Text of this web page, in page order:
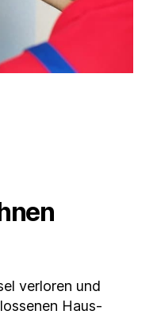
verloren und
Haus-